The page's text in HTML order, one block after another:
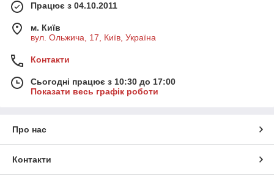
Працює з 04.10.2011
м. Київ
вул. Ольжича, 17, Київ, Україна
Контакти
Сьогодні працює з 10:30 до 17:00
Показати весь графік роботи
Про нас
Контакти